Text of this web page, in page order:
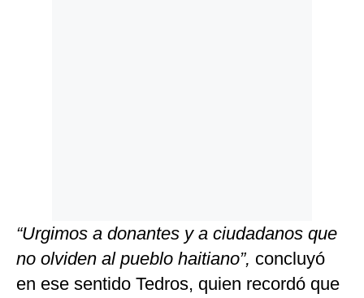
“Urgimos a donantes y a ciudadanos que
no olviden al pueblo haitiano”, concluyó
en ese sentido Tedros, quien recordó que